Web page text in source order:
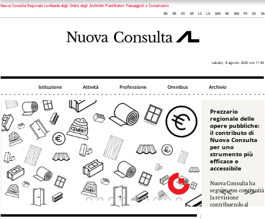
Nuova Consulta Regionale Lombarda degli Ordini degli Architetti Pianificatori Paesaggisti e Conservatori
BG BS CO CR LC LO MN MI MB PV SO VA
sabato, 8 agosto 2026 ore 11:46
Istituzione Attività Professione Omnibus Archivio
Prezzario
regionale delle
opere pubbliche:
il contributo di
Nuova Consulta
per uno
strumento più
efficace e
accessibile
Nuova Consulta ha
seguito con continuità
la revisione
contribuendo al